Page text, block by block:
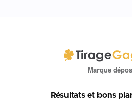
Marque
Résultats et bons